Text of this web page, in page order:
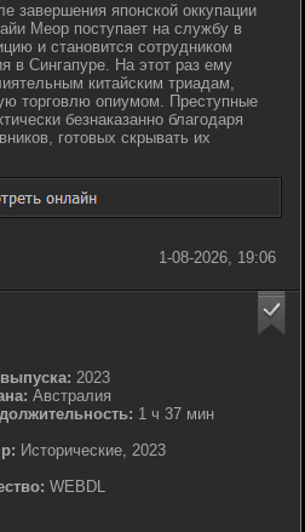
завершения японской оккупации
Меор поступает на службу в
и становится сотрудником
в Сингапуре. На этот раз ему
китайским триадам,
торговлю опиумом. Преступные
безнаказанно благодаря
готовых скрывать их
1-08-2026, 19:06
2023
Австралия
1 ч 37 мин
Исторические, 2023
WEBDL